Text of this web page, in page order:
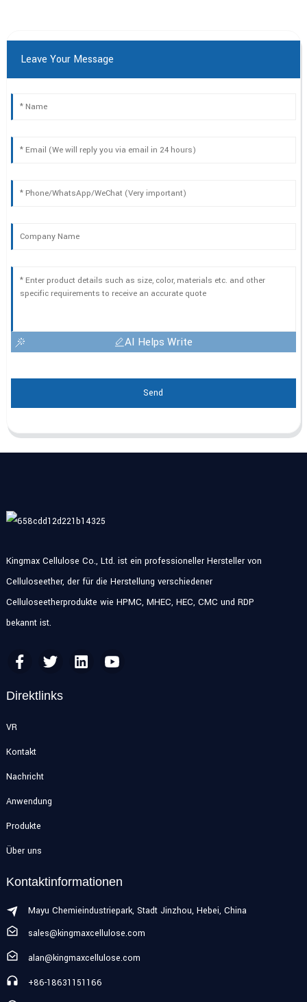
Leave Your Message
AI Helps Write
Send
Kingmax Cellulose Co., Ltd. ist ein professioneller Hersteller von
Celluloseether, der für die Herstellung verschiedener
Celluloseetherprodukte wie HPMC, MHEC, HEC, CMC und RDP
bekannt ist.
Direktlinks
VR
Kontakt
Nachricht
Anwendung
Produkte
Über uns
Kontaktinformationen
Mayu Chemieindustriepark, Stadt Jinzhou, Hebei, China
sales@kingmaxcellulose.com
alan@kingmaxcellulose.com
+86-18631151166